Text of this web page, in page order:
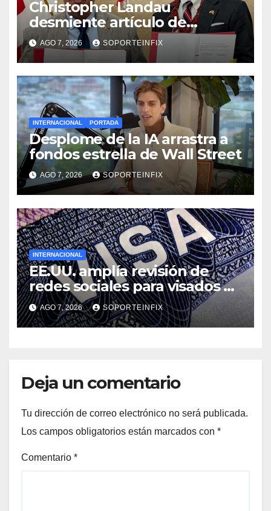
Christopher Landau
desmiente artículo de
Foreign Policy sobre visita a
Islas Salomón
AGO 7, 2026 SOPORTEINFIX
INTERNACIONAL PORTADA
Desplome de la IA arrastra a
fondos estrella de Wall Street
AGO 7, 2026 SOPORTEINFIX
INTERNACIONAL
EE.UU. amplía revisión de
redes sociales para visados de
periodistas y ciertos
ciudadanos de México y
Canadá
AGO 7, 2026 SOPORTEINFIX
Deja un comentario
Tu dirección de correo electrónico no será publicada.
Los campos obligatorios están marcados con *
Comentario *